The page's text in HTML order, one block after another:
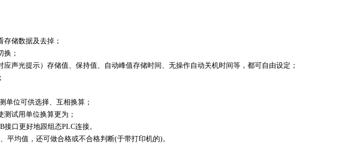
储数据及去掉；
；
声光提示）存储值、保持值、自动峰值存储时间、无操作自动关机时间等，都可自由设定；
单位可供选择、互相换算；
试用单位换算更为；
口更好地跟组态PLC连接。
平均值，还可做合格或不合格判断(于带打印机的)。